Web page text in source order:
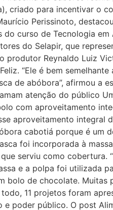
criado para incentivar o
Perissinoto,
curso de Tecnologia em
do Selapir, que
produtor Reynaldo Luiz
“Ele é bem semelhante
de abóbora”, afirmou a
atenção do público
com aproveitamento
aproveitamento integral
cabotiá porque é um
foi incorporada à
serviu como cobertura.
e a polpa foi utilizada
bolo de chocolate. Muitas
11 projetos foram
poder público. O post